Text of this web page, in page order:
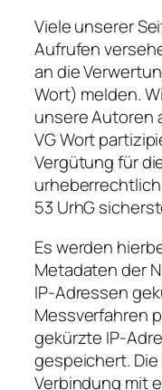
Viele unserer
Aufrufen
an die
Wort) melden.
unsere Autoren
VG Wort
Vergütung für
53 UrhG
Es werden
Metadaten der
IP-Adressen
Messverfahren
gekürzte IP-
gespeichert.
Verbindung mit